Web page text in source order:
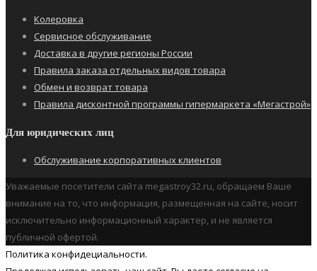
Колеровка
Сервисное обслуживание
Доставка в другие регионы России
Правила заказа отдельных видов товара
Обмен и возврат товара
Правила дисконтной программы гипермаркета «Мегастрой»
Для юридических лиц
Обслуживание корпоративных клиентов
Уважаемые посетители сайта megastroy32.ru, обращаем Ваше
внимание на то, что информация, размещенная на сайте, носит
исключительно информационный характер, и не является
публичной офертой.
Политика конфидециальности.